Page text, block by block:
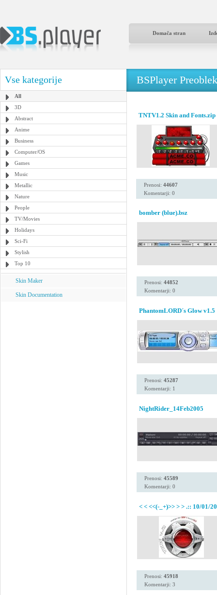
Domača stran
Vse kategorije
All
3D
Abstract
Anime
Business
Computer/OS
Games
Music
Metallic
Nature
People
TV/Movies
Holidays
Sci-Fi
Stylish
Top 10
Skin Maker
Skin Documentation
BSPlayer
TNTV1.2 Skin and Fonts.zip
Prenosi: 44607
Komentarji: 0
bomber (blue).bsz
Prenosi: 44852
Komentarji: 0
PhantomLORD´s Glow v1.5
Prenosi: 45287
Komentarji: 1
NightRider_14Feb2005
Prenosi: 45589
Komentarji: 0
< < <<(-_+)>> > > .:: 10/01/
Prenosi: 45918
Komentarji: 3